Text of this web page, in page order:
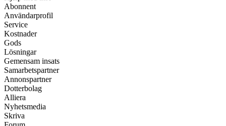
Abonnent
Användarprofil
Service
Kostnader
Gods
Lösningar
Gemensam insats
Samarbetspartner
Annonspartner
Dotterbolag
Alliera
Nyhetsmedia
Skriva